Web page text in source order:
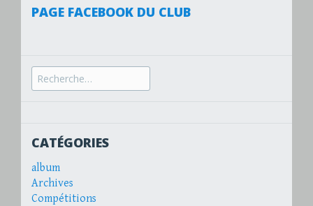
PAGE FACEBOOK DU CLUB
Recherche
pour :
CATÉGORIES
album
Archives
Compétitions